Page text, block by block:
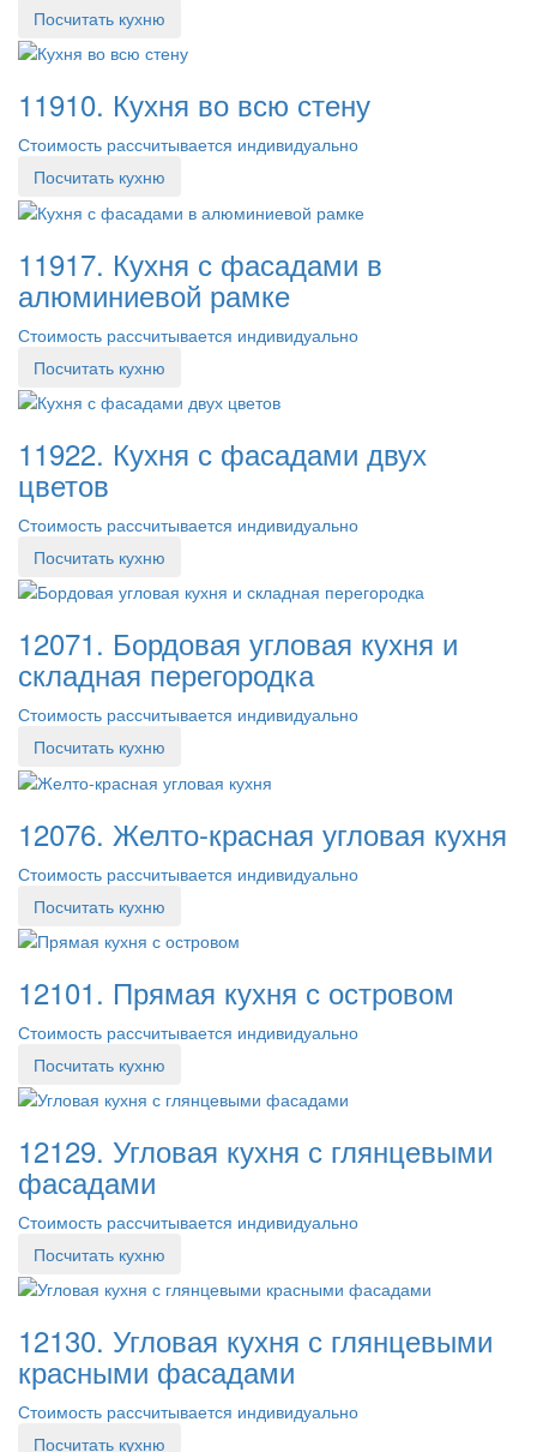
Посчитать кухню
11910. Кухня во всю стену
Стоимость рассчитывается индивидуально
Посчитать кухню
11917. Кухня с фасадами в
алюминиевой рамке
Стоимость рассчитывается индивидуально
Посчитать кухню
11922. Кухня с фасадами двух
цветов
Стоимость рассчитывается индивидуально
Посчитать кухню
12071. Бордовая угловая кухня и
складная перегородка
Стоимость рассчитывается индивидуально
Посчитать кухню
12076. Желто-красная угловая кухня
Стоимость рассчитывается индивидуально
Посчитать кухню
12101. Прямая кухня с островом
Стоимость рассчитывается индивидуально
Посчитать кухню
12129. Угловая кухня с глянцевыми
фасадами
Стоимость рассчитывается индивидуально
Посчитать кухню
12130. Угловая кухня с глянцевыми
красными фасадами
Стоимость рассчитывается индивидуально
Посчитать кухню